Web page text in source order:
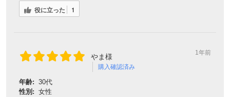
役に立った 1
やま様
購入確認済み
1年前
年齢: 30代
性別: 女性